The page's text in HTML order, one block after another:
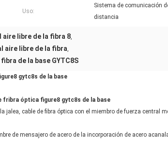
Uso:
Sistema de comunicación
distancia
aire libre de la fibra 8,
aire libre de la fibra,
de la base GYTC8S
gytc8s de la base
fribra óptica figure8 gytc8s de la base
jalea, cable de fibra óptica con el miembro de fuerza central
de mensajero de acero de la incorporación de acero